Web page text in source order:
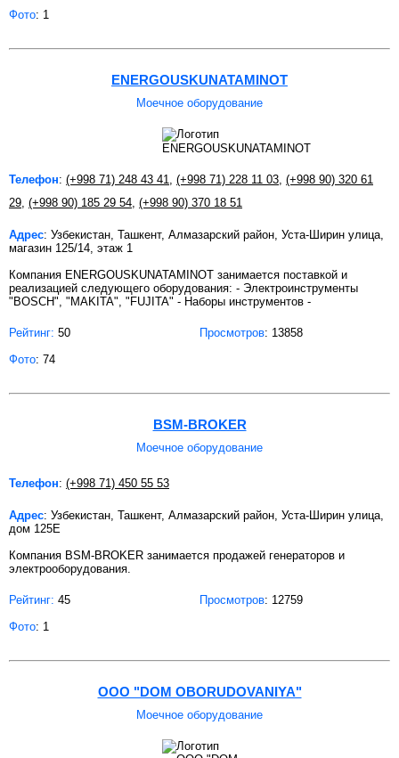
Фото: 1
ENERGOUSKUNATAMINOT
Моечное оборудование
Телефон: (+998 71) 248 43 41 (+998 71) 228 11 03 (+998 90) 320 61
29 (+998 90) 185 29 54 (+998 90) 370 18 51
Адрес: Узбекистан, Ташкент, Алмазарский район, Уста-Ширин улица,
магазин 125/14, этаж 1
Компания ENERGOUSKUNATAMINOT занимается поставкой и
реализацией следующего оборудования: - Электроинструменты
"BOSCH", "MAKITA", "FUJITA" - Наборы инструментов -
Рейтинг: 50 Просмотров: 13858
Фото: 74
BSM-BROKER
Моечное оборудование
Телефон: (+998 71) 450 55 53
Адрес: Узбекистан, Ташкент, Алмазарский район, Уста-Ширин улица,
дом 125Е
Компания BSM-BROKER занимается продажей генераторов и
электрооборудования.
Рейтинг: 45 Просмотров: 12759
Фото: 1
OOO "DOM OBORUDOVANIYA"
Моечное оборудование